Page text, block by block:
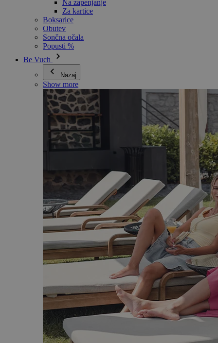
Na zapenjanje
Za kartice
Boksarice
Obutev
Sončna očala
Popusti %
Be Vuch
Nazaj
Show more